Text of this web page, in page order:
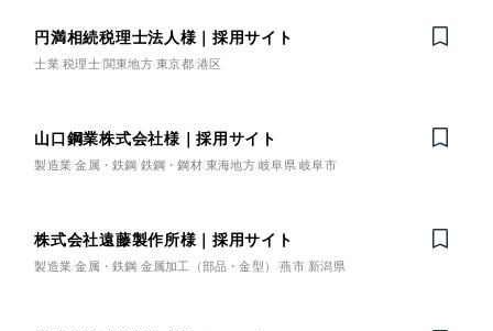
オレンジ・橙色
グリーン・緑色
円満相続税理士法人様｜採用サイト
士業 税理士 関東地方 東京都 港区
山口鋼業株式会社様｜採用サイト
製造業 金属・鉄鋼 鉄鋼・鋼材 東海地方 岐阜県 岐阜市
株式会社遠藤製作所様｜採用サイト
製造業 金属・鉄鋼 金属加工（部品・金型） 燕市 新潟県